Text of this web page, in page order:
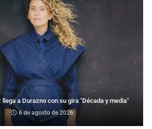
llega a Durazno con su gira "Década y media"
6 de agosto de 2026